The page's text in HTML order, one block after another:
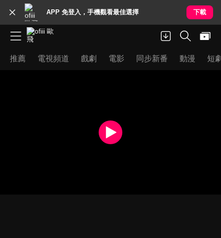
APP 免登入，手機觀看最佳選擇 下載
推薦 電視頻道 戲劇 電影 同步新番 動漫 短